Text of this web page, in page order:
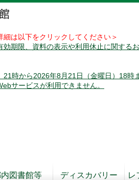
は以下をクリックしてください＞
効期限、資料の表示や利用休止に関する
21時から2026年8月21日（金曜日）18時
サービスが利用できません。
図書館等
ディスカバリー
レ